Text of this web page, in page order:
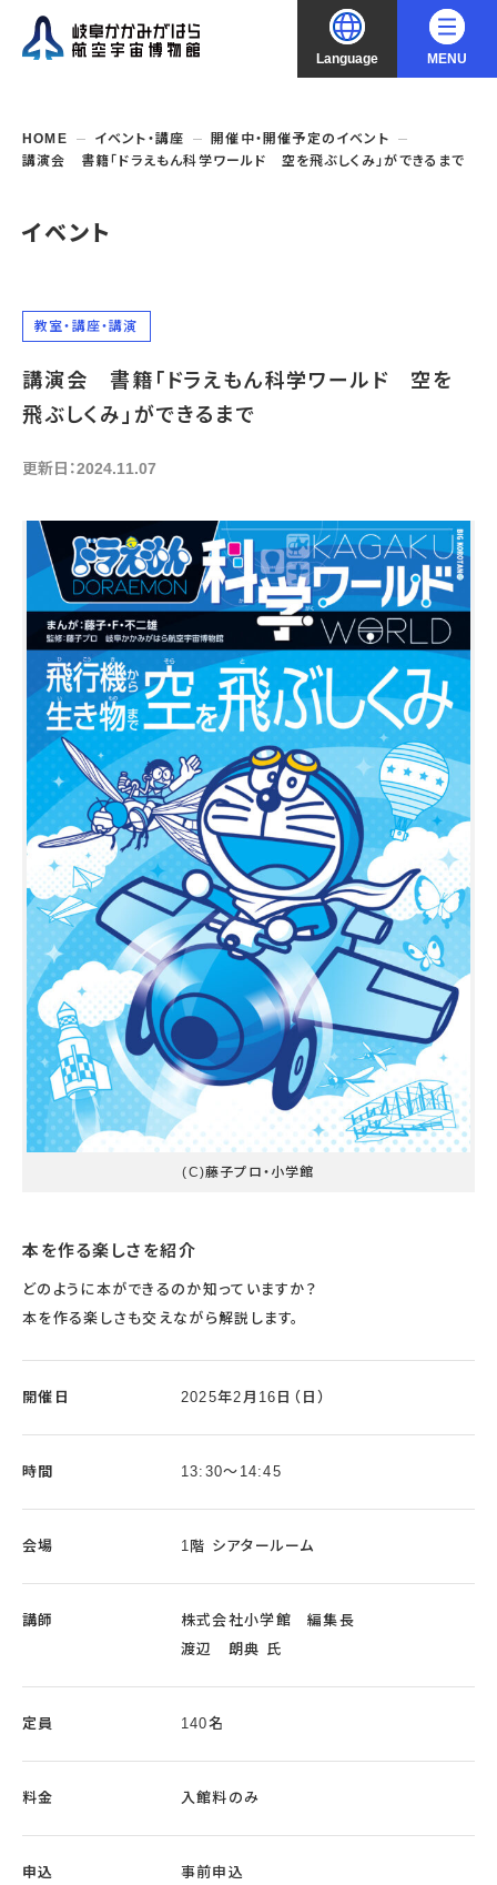
Language
中文（简化字）
中文（繁體字）
한국어
MENU
年間パスポート
フロアガイド
バリアフリー・音声ガイド
企画展
開催中・開催予定の企画展
航空エリア
屋外展示
その他の展示
シアタールーム上映
操縦シミュレーション体験
おすすめコース
イベント・講座
開催中・開催予定のイベント
教室・講座・講演
予約申し込み
これまでのイベント
博物館としての取組み
資料の収集・受贈
資料の貸出
地域との連携
レンタルそらはく
空宙博ボランティア
博物館実習
団体利用
一般団体
福祉団体
子ども会・スポーツ少年団等
学校団体
学校・教育関係
学校・教育関係の方へ
遠足・社会見学
教育プログラム
オンライン学習
アウトリーチ
展示・イベントカレンダー
イベント予約申し込み
チャレンジそらはく
スタッフコラム お知らせ
お問い合わせ
HOME イベント・講座
開催中・開催予定のイベント
講演会 書籍「ドラえもん科学ワールド 空を飛ぶしくみ」ができるまで
イベント
教室・講座・講演
講演会 書籍「ドラえもん科学ワールド 空を
飛ぶしくみ」ができるまで
更新日：2024.11.07
(C)藤子プロ・小学館
本を作る楽しさを紹介
どのように本ができるのか知っていますか？
本を作る楽しさも交えながら解説します。
開催日 2025年2月16日（日）
時間 13:30～14:45
会場 1階 シアタールーム
講師
株式会社小学館 編集長
渡辺 朗典 氏
定員 140名
料金 入館料のみ
申込
事前申込